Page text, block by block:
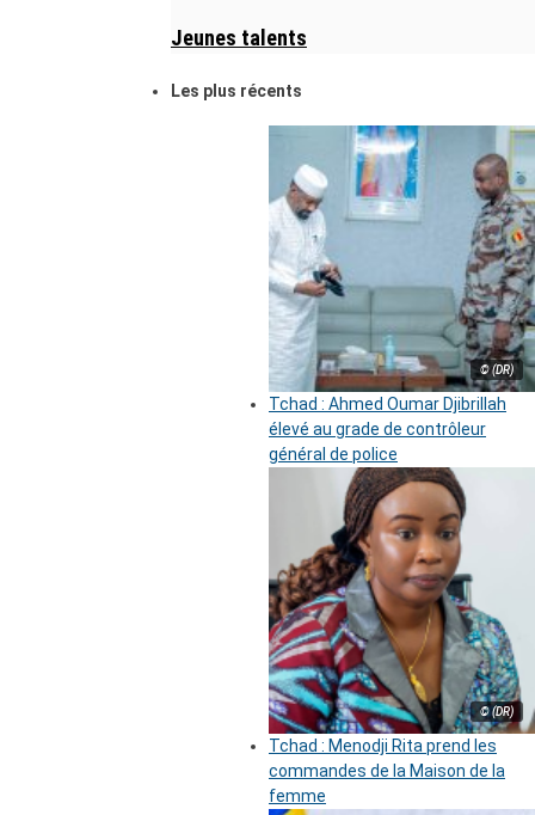
Jeunes talents
Les plus récents
© (DR)
Tchad : Ahmed Oumar Djibrillah
élevé au grade de contrôleur
général de police
© (DR)
Tchad : Menodji Rita prend les
commandes de la Maison de la
femme